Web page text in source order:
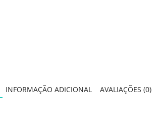
INFORMAÇÃO ADICIONAL AVALIAÇÕES (0)